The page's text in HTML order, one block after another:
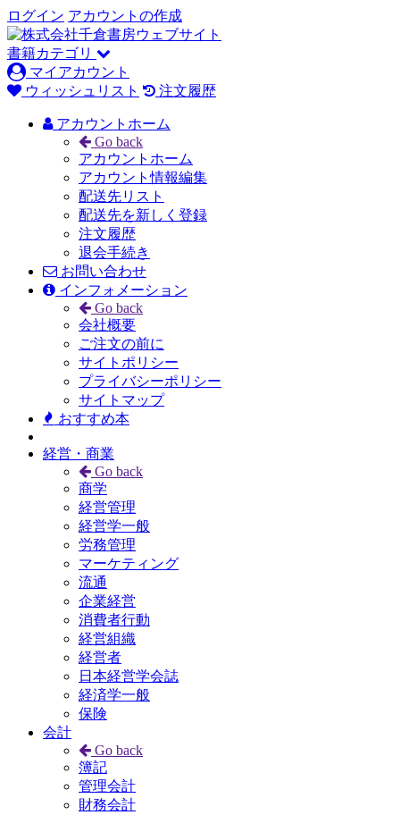
ログイン アカウントの作成
書籍カテゴリ
マイアカウント
ウィッシュリスト
注文履歴
アカウントホーム
Go back
アカウントホーム
アカウント情報編集
配送先リスト
配送先を新しく登録
注文履歴
退会手続き
お問い合わせ
インフォメーション
Go back
会社概要
ご注文の前に
サイトポリシー
プライバシーポリシー
サイトマップ
おすすめ本
経営・商業
Go back
商学
経営管理
経営学一般
労務管理
マーケティング
流通
企業経営
消費者行動
経営組織
経営者
日本経営学会誌
経済学一般
保険
会計
Go back
簿記
管理会計
財務会計